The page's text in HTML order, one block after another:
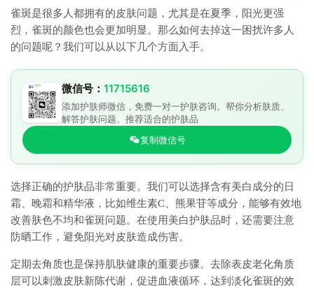
雀斑是很多人都拥有的皮肤问题，尤其是在夏季，阳光更强
烈，雀斑的颜色也会更加明显。那么如何去掉这一困扰许多人
的问题呢？我们可以从以下几个方面入手。
微信号： 11715616
添加护肤师微信，免费一对一护肤咨询。帮你分析肤质、
解答护肤问题、推荐适合的护肤品
复制微信号
选择正确的护肤品非常重要。我们可以选择含有美白成分的日
霜、晚霜和精华液，比如维生素C、熊果苷等成分，能够有效地
改善肤色不均和雀斑问题。在使用美白护肤品时，还需要注意
防晒工作，避免阳光对皮肤造成伤害。
定期去角质也是保持肌肤健康的重要步骤。去除表皮老化角质
层可以刺激皮肤新陈代谢，促进血液循环，达到淡化雀斑的效